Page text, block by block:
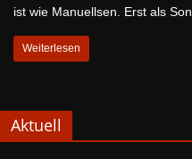
ist wie Manuellsen. Erst als
Weiterlesen
Aktuell